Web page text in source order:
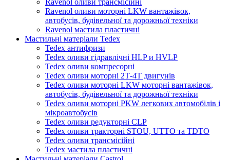
Ravenol оливи трансмісійні
Ravenol оливи моторні LKW вантажівок,
автобусів, будівельної та дорожньої техніки
Ravenol мастила пластичні
Мастильні матеріали Tedex
Tedex антифризи
Tedex оливи гідравлічні HLP и HVLP
Tedex оливи компресорні
Tedex оливи моторні 2Т-4Т двигунів
Tedex оливи моторні LKW моторні вантажівок,
автобусів, будівельної та дорожньої техніки
Tedex оливи моторні PKW легкових автомобілів і
мікроавтобусів
Tedex оливи редукторні CLP
Tedex оливи тракторні STOU, UTTO та TDTO
Tedex оливи трансмісійні
Tedex мастила пластичні